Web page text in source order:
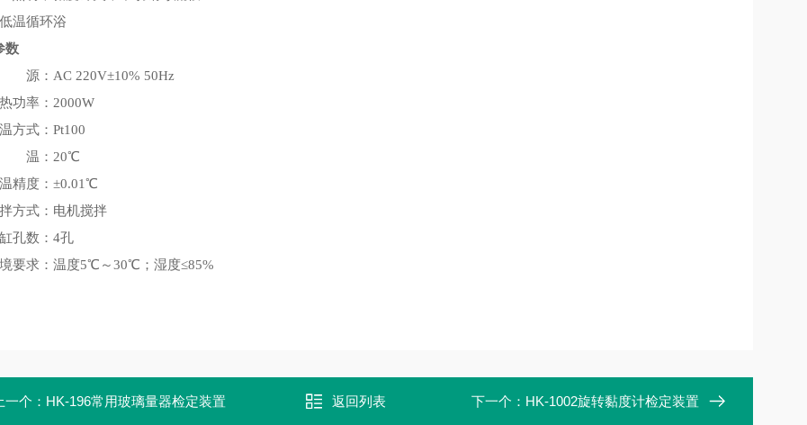
温循环浴
数
源：AC 220V±10% 50Hz
功率：2000W
方式：Pt100
温：20℃
精度：±0.01℃
方式：电机搅拌
孔数：4孔
要求：温度5℃～30℃；湿度≤85%
一个： HK-196常用玻璃量器检定装置 返回列表 下一个： HK-1002旋转黏度计检定装置